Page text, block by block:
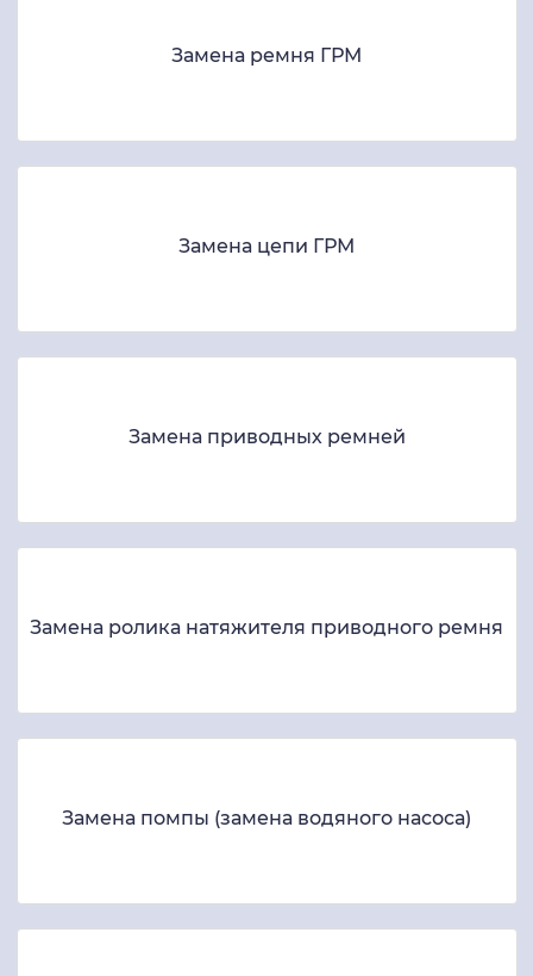
Замена ремня ГРМ
Замена цепи ГРМ
Замена приводных ремней
Замена ролика натяжителя приводного ремня
Замена помпы (замена водяного насоса)